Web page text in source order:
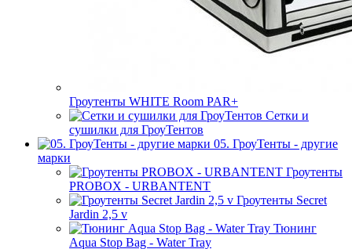
Гроутенты WHITE Room PAR+
Сетки и
сушилки для ГроуТентов
05. ГроуТенты - другие
марки
Гроутенты
PROBOX - URBANTENT
Гроутенты Secret
Jardin 2,5 v
Тюнинг
Aqua Stop Bag - Water Tray